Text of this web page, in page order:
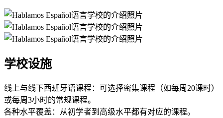
学校设施
线上与线下西班牙语课程：可选择密集课程（如每周20课时）
或每周3小时的常规课程。
各种水平覆盖：从初学者到高级水平都有对应的课程。